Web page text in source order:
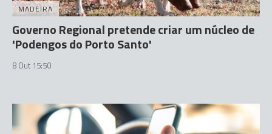
MADEIRA
Governo Regional pretende criar um núcleo de
'Podengos do Porto Santo'
8 Out 15:50